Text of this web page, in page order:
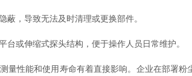
，导致无法及时清理或更换部件。
或伸缩式探头结构，便于操作人员日常维护。
量性能和使用寿命有着直接影响。企业在部署